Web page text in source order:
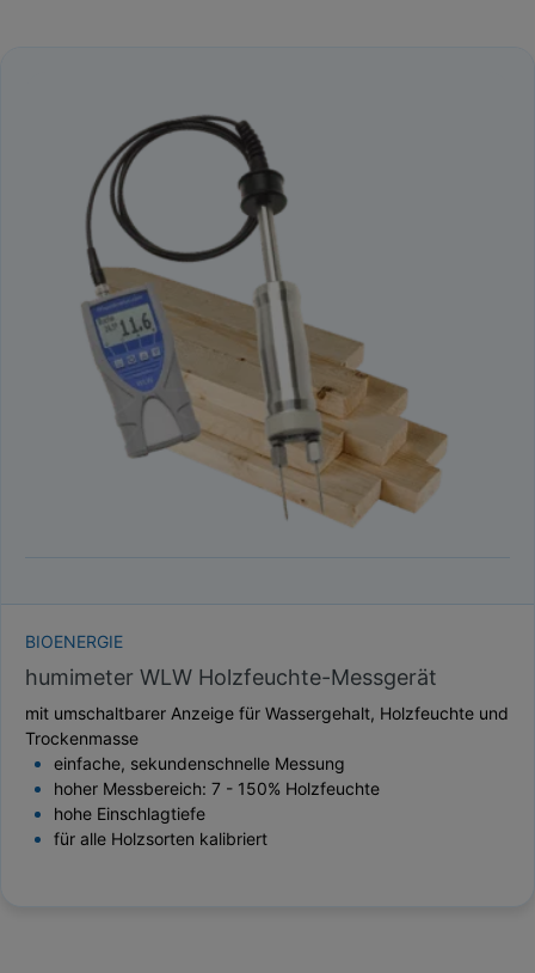
BIOENERGIE
humimeter WLW Holzfeuchte-Messgerät
mit umschaltbarer Anzeige für Wassergehalt, Holzfeuchte und
Trockenmasse
einfache, sekundenschnelle Messung
hoher Messbereich: 7 - 150% Holzfeuchte
hohe Einschlagtiefe
für alle Holzsorten kalibriert